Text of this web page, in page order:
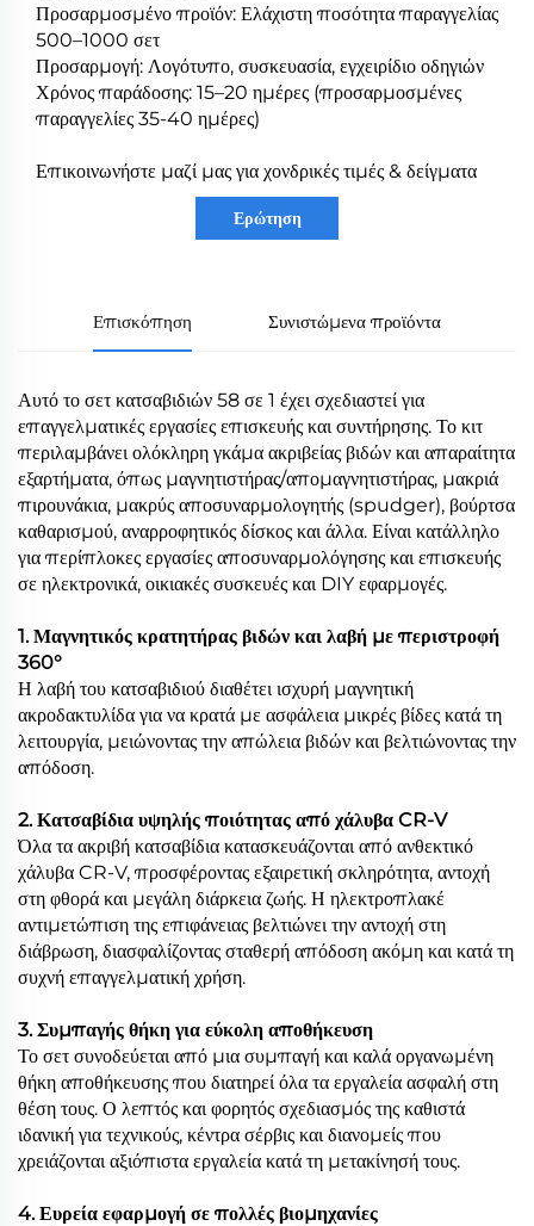
Προσαρμοσμένο προϊόν: Ελάχιστη ποσότητα παραγγελίας
500–1000 σετ
Προσαρμογή: Λογότυπο, συσκευασία, εγχειρίδιο οδηγιών
Χρόνος παράδοσης: 15–20 ημέρες (προσαρμοσμένες
παραγγελίες 35-40 ημέρες)
Επικοινωνήστε μαζί μας για χονδρικές τιμές & δείγματα
Ερώτηση
Επισκόπηση Συνιστώμενα προϊόντα
Αυτό το σετ κατσαβιδιών 58 σε 1 έχει σχεδιαστεί για
επαγγελματικές εργασίες επισκευής και συντήρησης. Το κιτ
περιλαμβάνει ολόκληρη γκάμα ακριβείας βιδών και απαραίτητα
εξαρτήματα, όπως μαγνητιστήρας/απομαγνητιστήρας, μακριά
πιρουνάκια, μακρύς αποσυναρμολογητής (spudger), βούρτσα
καθαρισμού, αναρροφητικός δίσκος και άλλα. Είναι κατάλληλο
για περίπλοκες εργασίες αποσυναρμολόγησης και επισκευής
σε ηλεκτρονικά, οικιακές συσκευές και DIY εφαρμογές.
1. Μαγνητικός κρατητήρας βιδών και λαβή με περιστροφή
360°
Η λαβή του κατσαβιδιού διαθέτει ισχυρή μαγνητική
ακροδακτυλίδα για να κρατά με ασφάλεια μικρές βίδες κατά τη
λειτουργία, μειώνοντας την απώλεια βιδών και βελτιώνοντας την
απόδοση.
2. Κατσαβίδια υψηλής ποιότητας από χάλυβα CR-V
Όλα τα ακριβή κατσαβίδια κατασκευάζονται από ανθεκτικό
χάλυβα CR-V, προσφέροντας εξαιρετική σκληρότητα, αντοχή
στη φθορά και μεγάλη διάρκεια ζωής. Η ηλεκτροπλακέ
αντιμετώπιση της επιφάνειας βελτιώνει την αντοχή στη
διάβρωση, διασφαλίζοντας σταθερή απόδοση ακόμη και κατά τη
συχνή επαγγελματική χρήση.
3. Συμπαγής θήκη για εύκολη αποθήκευση
Το σετ συνοδεύεται από μια συμπαγή και καλά οργανωμένη
θήκη αποθήκευσης που διατηρεί όλα τα εργαλεία ασφαλή στη
θέση τους. Ο λεπτός και φορητός σχεδιασμός της καθιστά
ιδανική για τεχνικούς, κέντρα σέρβις και διανομείς που
χρειάζονται αξιόπιστα εργαλεία κατά τη μετακίνησή τους.
4. Ευρεία εφαρμογή σε πολλές βιομηχανίες